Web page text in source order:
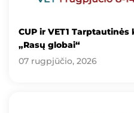
CUP ir VET1
„Rasų globai“
07 rugpjūčio, 2026